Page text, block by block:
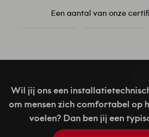
Een aantal van onze
Wil jij ons een
om mensen zich comfortabel op
voelen? Dan ben jij een